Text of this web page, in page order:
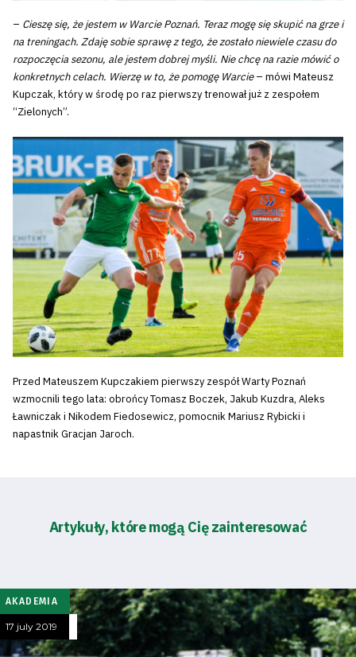
– Cieszę się, że jestem w Warcie Poznań. Teraz mogę się skupić na grze i
na treningach. Zdaję sobie sprawę z tego, że zostało niewiele czasu do
rozpoczęcia sezonu, ale jestem dobrej myśli. Nie chcę na razie mówić o
konkretnych celach. Wierzę w to, że pomogę Warcie– mówi Mateusz
Kupczak, który w środę po raz pierwszy trenował już z zespołem
“Zielonych”.
Przed Mateuszem Kupczakiem pierwszy zespół Warty Poznań
wzmocnili tego lata: obrońcy Tomasz Boczek, Jakub Kuzdra, Aleks
Ławniczak i Nikodem Fiedosewicz, pomocnik Mariusz Rybicki i
napastnik Gracjan Jaroch.
Artykuły, które mogą Cię zainteresować
AKADEMIA
17 july 2019